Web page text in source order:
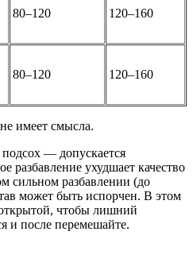
80–120 120–160
80–120 120–160
имеет смысла.
— допускается
разбавление ухудшает качество
сильном разбавлении (до
может быть испорчен. В этом
открытой, чтобы лишний
и после перемешайте.